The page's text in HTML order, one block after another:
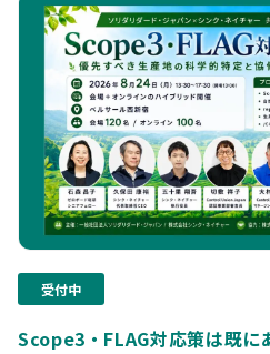
受付中
Scope3・FLAG対応策は既に